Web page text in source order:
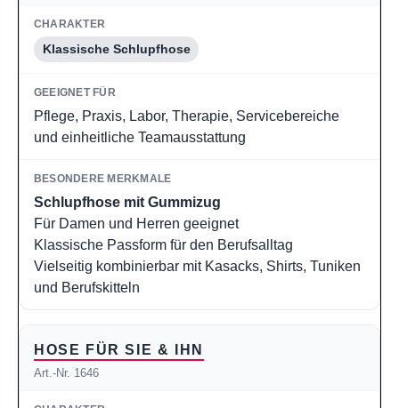
Klassische Schlupfhose
Pflege, Praxis, Labor, Therapie, Servicebereiche
und einheitliche Teamausstattung
Schlupfhose mit Gummizug
Für Damen und Herren geeignet
Klassische Passform für den Berufsalltag
Vielseitig kombinierbar mit Kasacks, Shirts, Tuniken
und Berufskitteln
HOSE FÜR SIE & IHN
Art.-Nr. 1646